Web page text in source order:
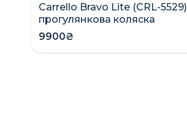
Carrello Bravo Lite (CRL-5529)
прогулянкова коляска
9900₴